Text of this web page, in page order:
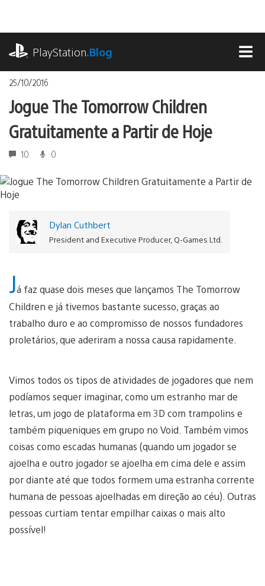
o
conteúdoPlayStation.Blog
25/10/2016
Jogue The Tomorrow Children
Gratuitamente a Partir de Hoje
10 0
Dylan Cuthbert
President and Executive Producer, Q-Games Ltd.
Já faz quase dois meses que lançamos The Tomorrow
Children e já tivemos bastante sucesso, graças ao
trabalho duro e ao compromisso de nossos fundadores
proletários, que aderiram a nossa causa rapidamente.
Vimos todos os tipos de atividades de jogadores que nem
podíamos sequer imaginar, como um estranho mar de
letras, um jogo de plataforma em 3D com trampolins e
também piqueniques em grupo no Void. Também vimos
coisas como escadas humanas (quando um jogador se
ajoelha e outro jogador se ajoelha em cima dele e assim
por diante até que todos formem uma estranha corrente
humana de pessoas ajoelhadas em direção ao céu). Outras
pessoas curtiam tentar empilhar caixas o mais alto
possível!